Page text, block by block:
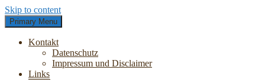
Skip to content
Primary Menu
Kontakt
Datenschutz
Impressum und Disclaimer
Links